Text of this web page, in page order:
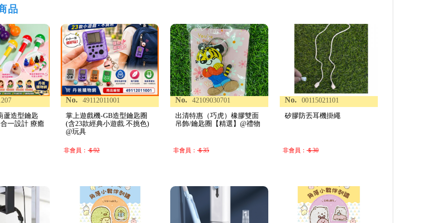
品
蘆造型鑰匙
一設計 療癒
No. 49112011001
掌上遊戲機-GB造型鑰匙圈
(含23款經典小遊戲.不挑色)
@玩具
非會員：＄92
No. 42109030701
出清特惠（巧虎）橡膠雙面
吊飾/鑰匙圈【精選】@禮物
非會員：＄35
No. 00115021101
矽膠防丟耳機掛繩
非會員： ＄30